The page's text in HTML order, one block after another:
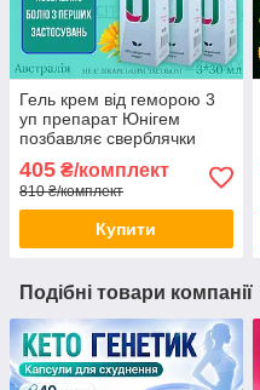
Гель крем від геморою 3
уп препарат Юнігем
позбавляє сверблячки
запалення opt-D3-4214
405 ₴/комплект
810 ₴/комплект
Купити
Подібні товари компанії